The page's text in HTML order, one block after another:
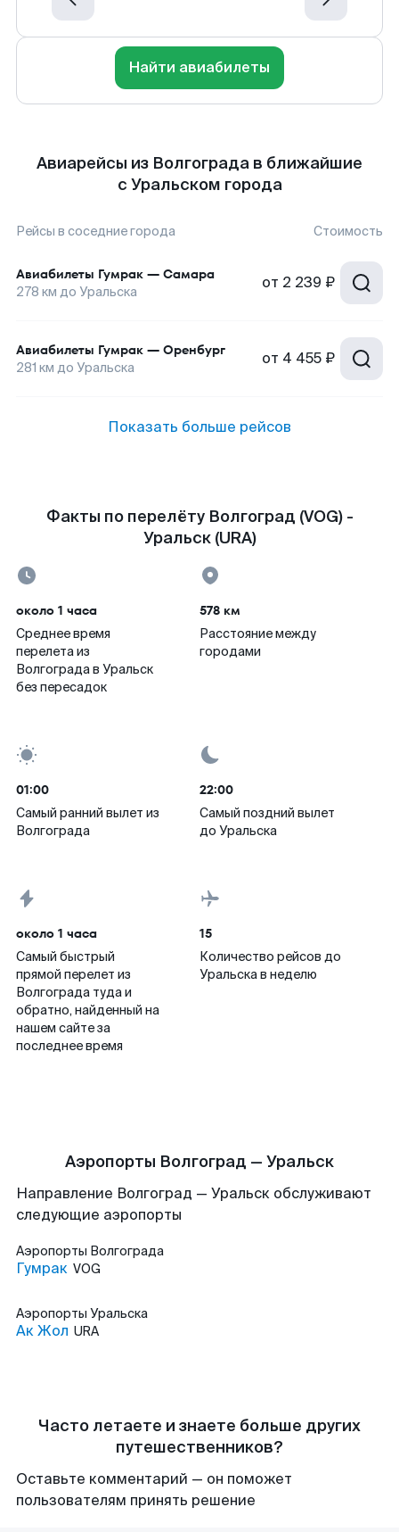
Найти авиабилеты
Авиарейсы из Волгограда в ближайшие
с Уральском города
Рейсы в соседние города Стоимость
Авиабилеты Гумрак — Самара
278 км до Уральска от 2 239 ₽
Авиабилеты Гумрак — Оренбург
281 км до Уральска от 4 455 ₽
Показать больше рейсов
Факты по перелёту Волгоград (VOG) -
Уральск (URA)
около 1 часа
Среднее время
перелета из
Волгограда в Уральск
без пересадок
578 км
Расстояние между
городами
01:00
Самый ранний вылет из
Волгограда
22:00
Самый поздний вылет
до Уральска
около 1 часа
Самый быстрый
прямой перелет из
Волгограда туда и
обратно, найденный на
нашем сайте за
последнее время
15
Количество рейсов до
Уральска в неделю
Аэропорты Волгоград — Уральск
Направление Волгоград — Уральск обслуживают
следующие аэропорты
Аэропорты Волгограда
Гумрак VOG
Аэропорты Уральска
Ак Жол URA
Часто летаете и знаете больше других
путешественников?
Оставьте комментарий — он поможет
пользователям принять решение